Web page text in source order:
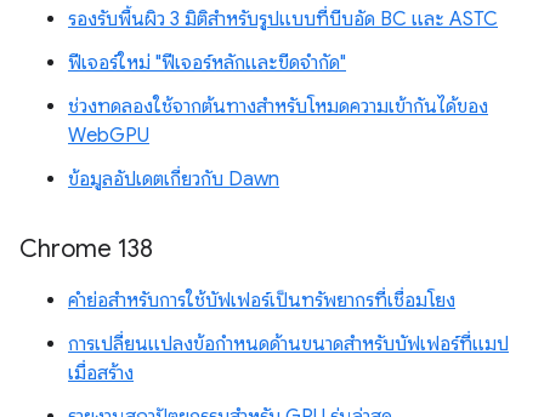
รองรับพื้นผิว 3 มิติสำหรับรูปแบบที่บีบอัด BC และ ASTC
ฟีเจอร์ใหม่ "ฟีเจอร์หลักและขีดจำกัด"
ช่วงทดลองใช้จากต้นทางสำหรับโหมดความเข้ากันได้ของ
WebGPU
ข้อมูลอัปเดตเกี่ยวกับ Dawn
Chrome 138
คำย่อสำหรับการใช้บัฟเฟอร์เป็นทรัพยากรที่เชื่อมโยง
การเปลี่ยนแปลงข้อกำหนดด้านขนาดสำหรับบัฟเฟอร์ที่แมป
เมื่อสร้าง